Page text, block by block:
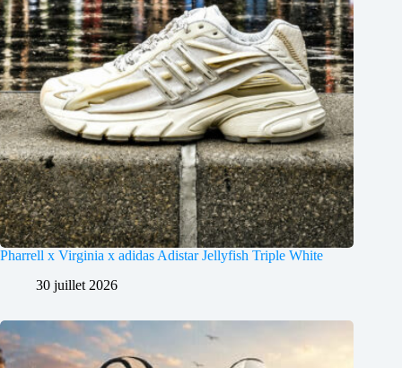
Pharrell x Virginia x adidas Adistar Jellyfish Triple White
30 juillet 2026